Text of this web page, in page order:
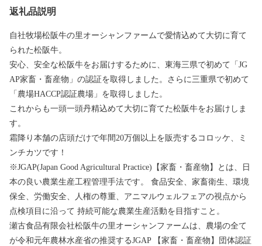
返礼品説明
自社牧場松阪牛の里オーシャンファームで愛情込めて大切に育て
られた松阪牛。
安心、安全な松阪牛をお届けするために、東海三県で初めて「JG
AP家畜・畜産物」の認証を取得しました。さらに三重県で初めて
「農場HACCP認証農場」を取得しました。
これからも一頭一頭丹精込めて大切に育てた松阪牛をお届けしま
す。
霜降り本舗の店頭だけで年間20万個以上を販売するコロッケ、ミ
ンチカツです！
※JGAP(Japan Good Agricultural Practice)【家畜・畜産物】とは、日
本の良い農業生産工程管理手法です。 食品安全、家畜衛生、環境
保全、労働安全、人権の尊重、アニマルウェルフェアの視点から
点検項目に沿って 持続可能な農業生産活動を目指すこと。
瀬古食品有限会社松阪牛の里オーシャンファームは、農場の全て
が令和元年農林水産省の推奨するJGAP 【家畜・畜産物】団体認証